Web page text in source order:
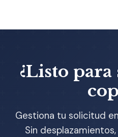
¿Listo
Gestiona tu solicitud
Sin